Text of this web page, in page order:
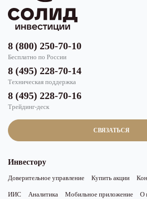
СВЯЗАТЬСЯ
8 (800) 250-70-10
Бесплатно по России
8 (495) 228-70-14
Техническая поддержка
8 (495) 228-70-16
Трейдинг-деск
Инвестору
Доверительное управление Купить акции
ИИС Аналитика Мобильное приложение О